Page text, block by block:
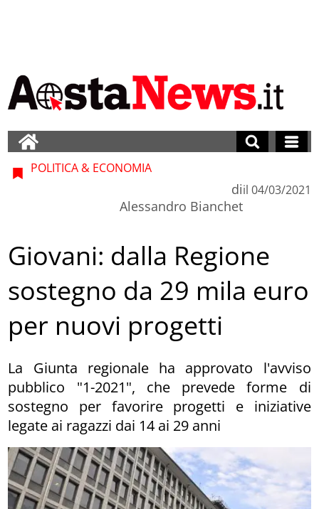
POLITICA & ECONOMIA
di
Alessandro Bianchet
il 04/03/2021
Giovani: dalla Regione
sostegno da 29 mila euro
per nuovi progetti
La Giunta regionale ha approvato l'avviso
pubblico "1-2021", che prevede forme di
sostegno per favorire progetti e iniziative
legate ai ragazzi dai 14 ai 29 anni